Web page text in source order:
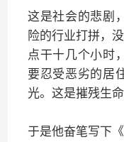
这是社会的悲剧
险的行业打拼，
点干十几个小时
要忍受恶劣的居
光。这是摧残生
于是他奋笔写下